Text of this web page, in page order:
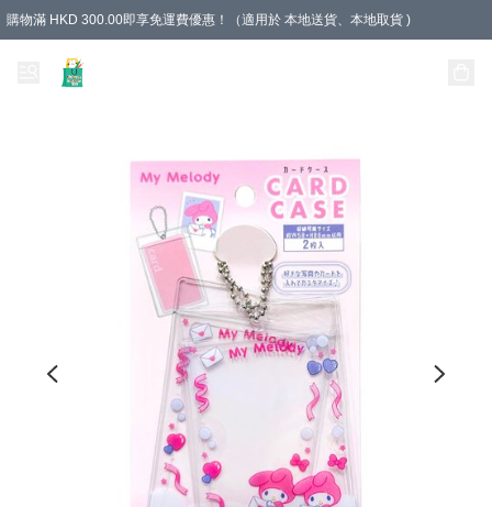
購物滿 HKD 300.00即享免運費優惠！（適用於 本地送貨、本地取貨 )